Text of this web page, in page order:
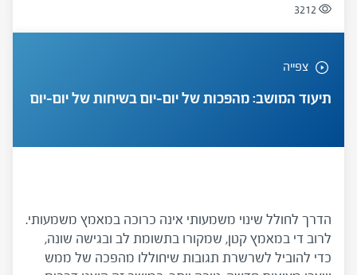
3212
צפייה
תיעוד המושב: מהפכות של יום-יום בשיחות של יום-יום
הדרך לחולל שינוי משמעותי אינה כרוכה במאמץ משמעותי.
לרוב די במאמץ קטן, שמקורו בתשומת לב ובגישה שונה,
כדי להוביל לשרשרת תגובות שיחוללו מהפכה של ממש